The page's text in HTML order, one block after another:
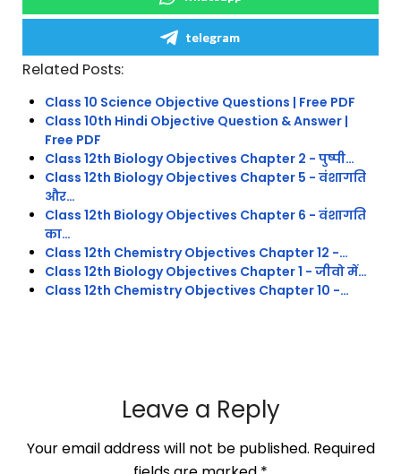
telegram
Related Posts:
Class 10 Science Objective Questions | Free PDF
Class 10th Hindi Objective Question & Answer |
Free PDF
Class 12th Biology Objectives Chapter 2 - पुष्पी…
Class 12th Biology Objectives Chapter 5 - वंशागति
और…
Class 12th Biology Objectives Chapter 6 - वंशागति
का…
Class 12th Chemistry Objectives Chapter 12 -…
Class 12th Biology Objectives Chapter 1 - जीवो में…
Class 12th Chemistry Objectives Chapter 10 -…
Leave a Reply
Your email address will not be published. Required